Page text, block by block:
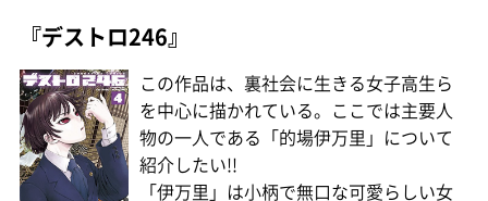
『デストロ246』
この作品は、裏社会に生きる女子高生ら
を中心に描かれている。ここでは主要人
物の一人である「的場伊万里」について
紹介したい!!
「伊万里」は小柄で無口な可愛らしい女